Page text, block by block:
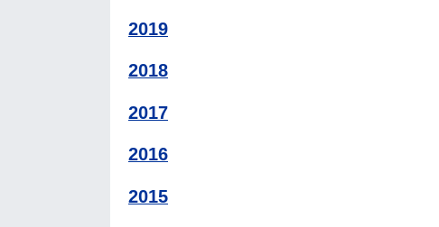
2019
2018
2017
2016
2015